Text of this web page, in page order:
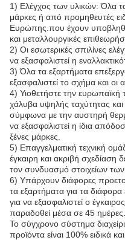
1) Ελέγχος των υλικών: Όλα
μάρκες ή από προμηθευτές
Ευρώπης.που έχουν
και μεταλλουργικές
2) Οι εσωτερικές σπιλίνες
να εξασφαλιστεί η
3) Όλα τα εξαρτήματα
εξασφαλιστεί το σχήμα και οι
4) Υιοθετήστε την ευρωπαϊκή
χάλυβα υψηλής ταχύτητας και
σύμφωνα με την αυστηρή
να εξασφαλιστεί η ίδια
ξένες μάρκες.
5) Επαγγελματική τεχνική
έγκαιρη και ακριβή σχεδίαση
τον συνδυασμό στοιχείων
6) Υπάρχουν διάφορες
τα εξαρτήματα για τα
για να εξασφαλιστεί ο
παραδοθεί μέσα σε 45 ημέρες..
Το σύγχρονο σύστημα
προϊόντα είναι 100% ειδικά